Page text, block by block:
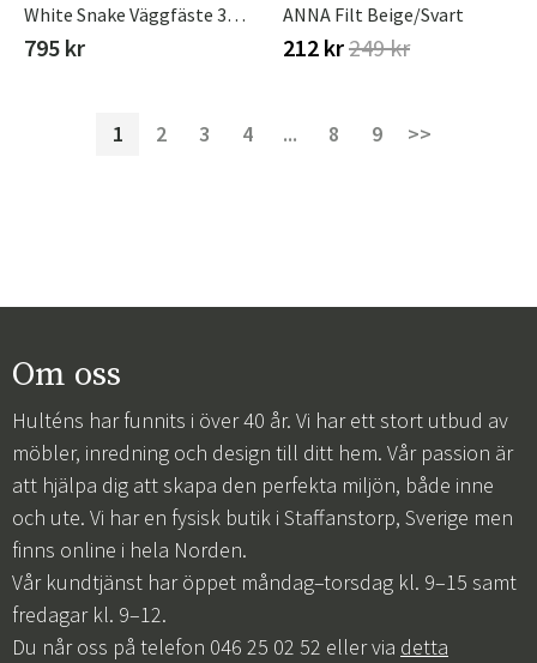
White Snake Väggfäste 33x22x12 Cm
795 kr
ANNA Filt Beige/svart
212 kr249 kr
1 2 3 4 ... 8 9 >>
Om oss
Hulténs har funnits i över 40 år. Vi har ett stort utbud av
möbler, inredning och design till ditt hem. Vår passion är
att hjälpa dig att skapa den perfekta miljön, både inne
och ute. Vi har en fysisk butik i Staffanstorp, Sverige men
finns online i hela Norden.
Vår kundtjänst har öppet måndag–torsdag kl. 9–15 samt
fredagar kl. 9–12.
Du når oss på telefon 046 25 02 52 eller via detta